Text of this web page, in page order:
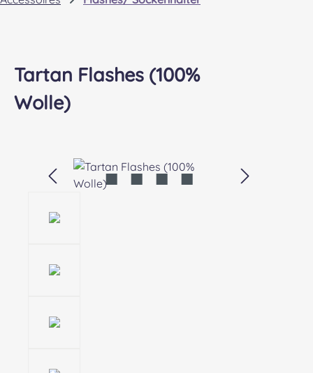
Tartan Flashes (100%
Wolle)
Bildergalerie überspringen